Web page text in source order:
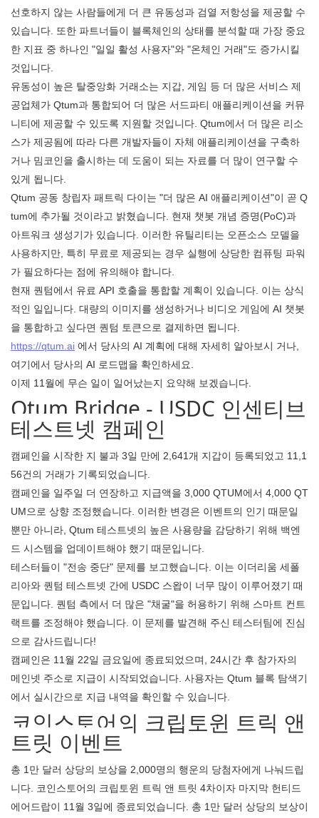
선호하지 않는 사람들에게 더 큰 유동성과 검열 저항성을 제공할 수
있습니다. 또한 파트너들이 블록체인의 상태를 분석할 때 가장 중요
한 지표 중 하나인 "일일 활성 사용자"와 "온체인 거래"도 증가시킬
것입니다.
유동성이 높은 탈중앙화 거래소는 지갑, 게임 등 더 많은 서비스 제
공업체가 Qtum과 통합되어 더 많은 서드파티 애플리케이션을 커뮤
니티에 제공할 수 있도록 지원할 것입니다. Qtum에서 더 많은 리소
스가 제공됨에 따라 다른 개발자들이 자체 애플리케이션을 구축하
거나 밈코인을 출시하는 데 도움이 되는 자료를 더 많이 연구할 수
있게 됩니다.
Qtum 공동 창립자 패트릭 다이는 "더 많은 AI 애플리케이션"이 곧 Q
tum에 추가될 것이라고 밝혔습니다. 현재 챗봇 개념 증명(PoC)과
아트워크 생성기가 있습니다. 이러한 유틸리티는 오픈소스 모델을
사용하지만, 특히 무료로 제공되는 경우 실행에 상당한 컴퓨팅 파워
가 필요하다는 점에 유의해야 합니다.
현재 퀀텀에서 유료 API 호출을 통합할 계획이 있습니다. 이는 상식
적인 일입니다. 대량의 이미지를 생성하거나 비디오 게임에 AI 챗봇
을 통합하고 싶다면 퀀텀 토큰으로 결제하면 됩니다.
https://qtum.ai 에서 당사의 AI 계획에 대해 자세히 알아보시 거나,
여기에서 당사의 AI 로드맵을 확인하세요.
이제 11월에 무슨 일이 일어났는지 요약해 보겠습니다.
Qtum Bridge - USDC 인센티브
테스트넷 캠페인
캠페인을 시작한 지 불과 3일 만에 2,641개 지갑이 등록되었고 11,1
56건의 거래가 기록되었습니다.
캠페인을 일주일 더 연장하고 지급액을 3,000 QTUM에서 4,000 QT
UM으로 상향 조정했습니다. 이러한 변경은 이벤트의 인기 때문일
뿐만 아니라, Qtum 테스트넷의 높은 사용량을 감당하기 위해 백엔
드 시스템을 업데이트해야 했기 때문입니다.
테스터들이 "전송 중단" 문제를 보고했습니다. 이는 이더리움 세폴
리아와 퀀텀 테스트넷 간에 USDC 스왑이 너무 많이 이루어졌기 때
문입니다. 퀀텀 측에서 더 많은 "채굴"을 허용하기 위해 스마트 컨트
랙트를 조정해야 했습니다. 이 문제를 발견해 주신 테스터팀에 진심
으로 감사드립니다!
캠페인은 11월 22일 금요일에 종료되었으며, 24시간 후 참가자의
메인넷 주소로 지급이 시작되었습니다. 사용자는 Qtum 블록 탐색기
에서 실시간으로 지급 내역을 확인할 수 있습니다.
코인스토어의 크립토윈 트릭 앤
트릿 이벤트
총 1만 달러 상당의 보상을 2,000명의 행운의 당첨자에게 나눠드립
니다. 코인스토어의 크립토윈 트릭 앤 트릿 4차이자 마지막 헌티드
에어드랍이 11월 3일에 종료되었습니다. 총 1만 달러 상당의 보상이